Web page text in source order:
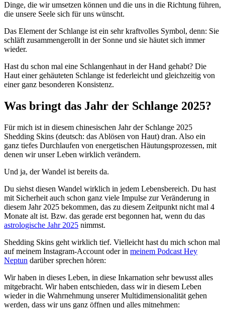
Dinge, die wir umsetzen können und die uns in die Richtung führen,
die unsere Seele sich für uns wünscht.
Das Element der Schlange ist ein sehr kraftvolles Symbol, denn: Sie
schläft zusammengerollt in der Sonne und sie häutet sich immer
wieder.
Hast du schon mal eine Schlangenhaut in der Hand gehabt? Die
Haut einer gehäuteten Schlange ist federleicht und gleichzeitig von
einer ganz besonderen Konsistenz.
Was bringt das Jahr der Schlange 2025?
Für mich ist in diesem chinesischen Jahr der Schlange 2025
Shedding Skins (deutsch: das Ablösen von Haut) dran. Also ein
ganz tiefes Durchlaufen von energetischen Häutungsprozessen, mit
denen wir unser Leben wirklich verändern.
Und ja, der Wandel ist bereits da.
Du siehst diesen Wandel wirklich in jedem Lebensbereich. Du hast
mit Sicherheit auch schon ganz viele Impulse zur Veränderung in
diesem Jahr 2025 bekommen, das zu diesem Zeitpunkt nicht mal 4
Monate alt ist. Bzw. das gerade erst begonnen hat, wenn du das
astrologische Jahr 2025 nimmst.
Shedding Skins geht wirklich tief. Vielleicht hast du mich schon mal
auf meinem Instagram-Account oder in meinem Podcast Hey
Neptun darüber sprechen hören:
Wir haben in dieses Leben, in diese Inkarnation sehr bewusst alles
mitgebracht. Wir haben entschieden, dass wir in diesem Leben
wieder in die Wahrnehmung unserer Multidimensionalität gehen
werden, dass wir uns ganz öffnen und alles mitnehmen: